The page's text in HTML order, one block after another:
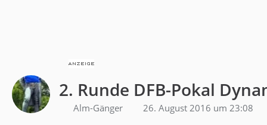
2. Runde DFB-Pokal
Alm-Gänger 26. August 2016 um 23:08